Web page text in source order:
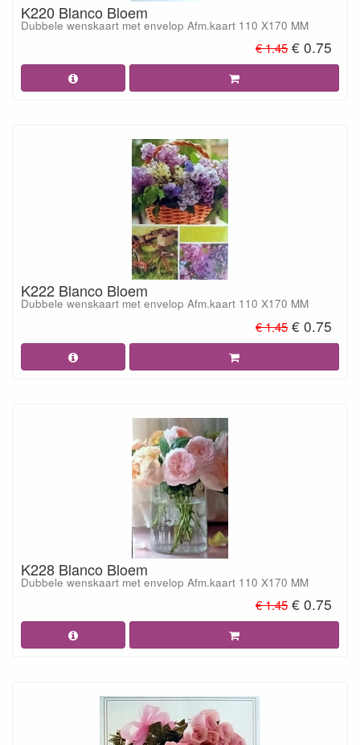
K220 Blanco Bloem
Dubbele wenskaart met envelop Afm.kaart 110 X170 MM
€ 1.45 € 0.75
K222 Blanco Bloem
Dubbele wenskaart met envelop Afm.kaart 110 X170 MM
€ 1.45 € 0.75
K228 Blanco Bloem
Dubbele wenskaart met envelop Afm.kaart 110 X170 MM
€ 1.45 € 0.75